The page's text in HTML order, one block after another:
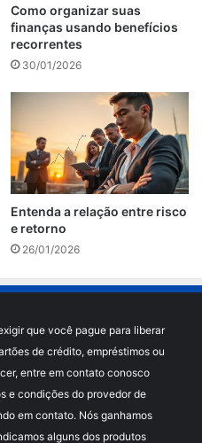
Como organizar suas
finanças usando benefícios
recorrentes
30/01/2026
Entenda a relação entre risco
e retorno
26/01/2026
que você pague para liberar
de crédito, empréstimos ou
entre em contato conosco
e condições do provedor de
em contato. Nós ganhamos
alguns dos produtos